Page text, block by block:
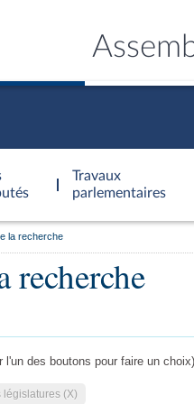
Travaux
parlementaires
la recherche
recherche
l'un des boutons pour faire un choix)
législatures (X)